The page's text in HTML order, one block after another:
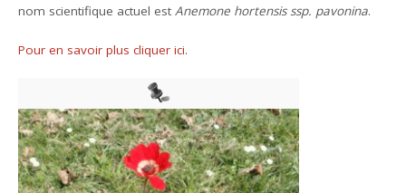
nom scientifique actuel estAnemone hortensis ssp. pavonina.
Pour en savoir plus cliquer ici.